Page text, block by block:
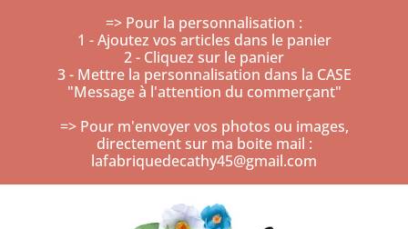
=> Pour la personnalisation :
1 - Ajoutez vos articles dans le panier
2 - Cliquez sur le panier
3 - Mettre la personnalisation dans la CASE
"Message à l'attention du commerçant"
=> Pour m'envoyer vos photos ou images,
directement sur ma boite mail :
lafabriquedecathy45@gmail.com